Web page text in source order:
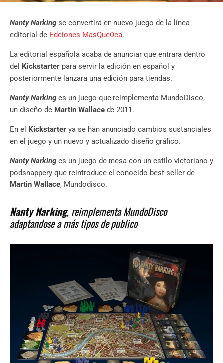
Nanty Narking se convertirá en nuevo juego de la línea
editorial de Edciones MasQueOca.
La editorial española acaba de anunciar que entrara dentro
del Kickstarter para servir la edición en español y
posteriormente lanzara una edición para tiendas.
Nanty Narking es un juego que reimplementa MundoDisco,
un diseño de Martin Wallace de 2011.
En el Kickstarter ya se han anunciado cambios sustanciales
en el juego y un nuevo y actualizado diseño gráfico.
Nanty Narking es un juego de mesa con un estilo victoriano y
podsnappery que reintroduce el conocido best-seller de
Martin Wallace, Mundodisco.
Nanty Narking, reimplementa MundoDisco
adaptandose a más tipos de publico